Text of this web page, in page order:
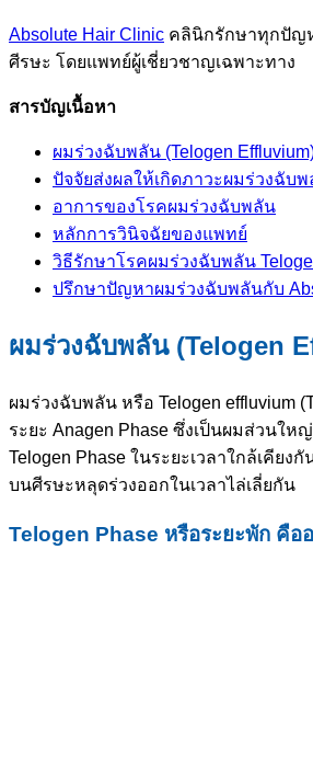
Absolute Hair Clinic คลินิกรักษาทุกปัญ
ศีรษะ โดยแพทย์ผู้เชี่ยวชาญเฉพาะทาง
สารบัญเนื้อหา
ผมร่วงฉับพลัน (Telogen
ปัจจัยส่งผลให้เกิดภาวะผมร่วงฉับ
อาการของโรคผมร่วงฉับพลัน
หลักการวินิจฉัยของแพทย์
วิธีรักษาโรคผมร่วงฉับพลัน
ปรึกษาปัญหาผมร่วงฉับพลันกับ
ผมร่วงฉับพลัน (Telogen
ผมร่วงฉับพลัน หรือ Telogen effluvium
ระยะ Anagen Phase ซึ่งเป็นผมส่วนให
Telogen Phase ในระยะเวลาใกล้เคียง
บนศีรษะหลุดร่วงออกในเวลาไล่เลี่ยกัน
Telogen Phase หรือระยะพัก คือ